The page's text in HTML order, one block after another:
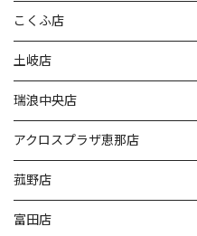
こくふ店
土岐店
瑞浪中央店
アクロスプラザ恵那店
菰野店
富田店